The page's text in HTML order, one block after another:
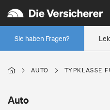
Sie haben Fragen?
Wer versichert was: Jetzt
Regionalklassen: So ist Ihre
Wer versichert was: Jetzt
AUTO TYPKLASSE
Auto